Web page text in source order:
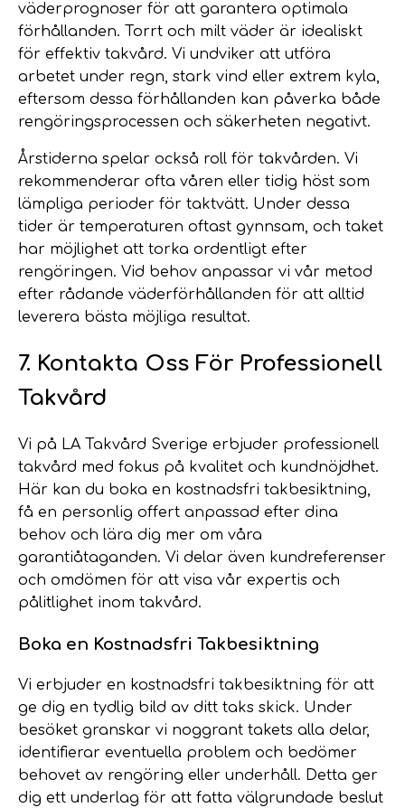
väderprognoser för att garantera optimala
förhållanden. Torrt och milt väder är idealiskt
för effektiv takvård. Vi undviker att utföra
arbetet under regn, stark vind eller extrem kyla,
eftersom dessa förhållanden kan påverka både
rengöringsprocessen och säkerheten negativt.
Årstiderna spelar också roll för takvården. Vi
rekommenderar ofta våren eller tidig höst som
lämpliga perioder för taktvätt. Under dessa
tider är temperaturen oftast gynnsam, och taket
har möjlighet att torka ordentligt efter
rengöringen. Vid behov anpassar vi vår metod
efter rådande väderförhållanden för att alltid
leverera bästa möjliga resultat.
7. Kontakta Oss För Professionell
Takvård
Vi på LA Takvård Sverige erbjuder professionell
takvård med fokus på kvalitet och kundnöjdhet.
Här kan du boka en kostnadsfri takbesiktning,
få en personlig offert anpassad efter dina
behov och lära dig mer om våra
garantiåtaganden. Vi delar även kundreferenser
och omdömen för att visa vår expertis och
pålitlighet inom takvård.
Boka en Kostnadsfri Takbesiktning
Vi erbjuder en kostnadsfri takbesiktning för att
ge dig en tydlig bild av ditt taks skick. Under
besöket granskar vi noggrant takets alla delar,
identifierar eventuella problem och bedömer
behovet av rengöring eller underhåll. Detta ger
dig ett underlag för att fatta välgrundade beslut